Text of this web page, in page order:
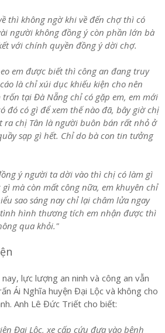
thì không ngờ khi về đến chợ thì có
người không đồng ý còn phần lớn bà
với chính quyền đồng ý dời chợ.
em được biết thì công an đang truy
là chỉ xúi dục khiếu kiện cho nên
tại Đà Nẵng chỉ có gặp em, em mới
đó có gì để xem thế nào đã, bây giờ chị
ra chị Tân là người buôn bán rất nhỏ ở
sạp gì hết. Chỉ do bà con tin tưởng
ý người ta dời vào thì chị có làm gì
mà còn mất công nữa, em khuyên chỉ
sao sáng nay chỉ lại châm lửa ngay
hình thương tích em nhận được thì
qua khỏi."
lực lượng an ninh và công an vẫn
Ái Nghĩa huyện Đại Lộc và không cho
Anh Lê Đức Triết cho biết:
Đại Lộc, xe cấp cứu đưa vào bệnh